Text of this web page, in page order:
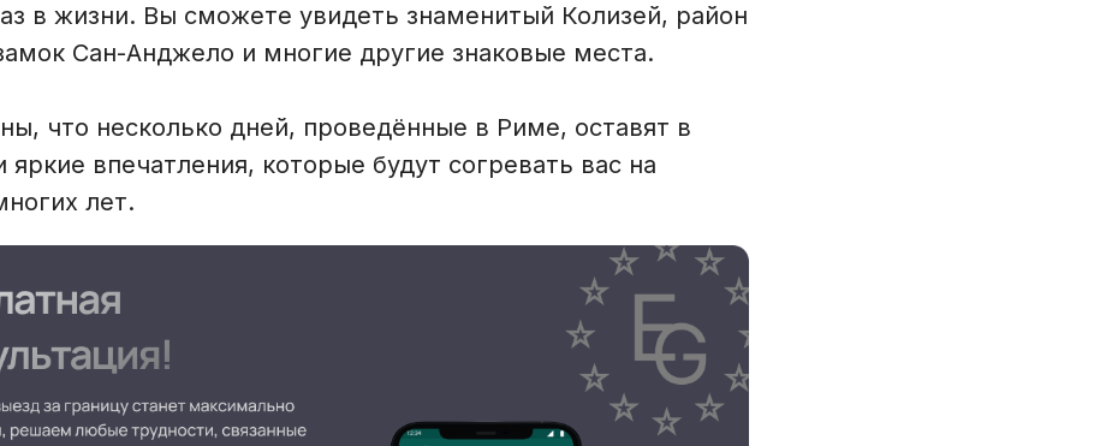
в жизни. Вы сможете увидеть знаменитый Колизей, район
Сан-Анджело и многие другие знаковые места.
что несколько дней, проведённые в Риме, оставят в
впечатления, которые будут согревать вас на
лет.